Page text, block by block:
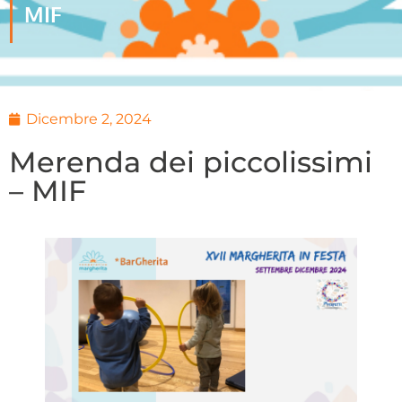
MIF
Dicembre 2, 2024
Merenda dei piccolissimi
– MIF